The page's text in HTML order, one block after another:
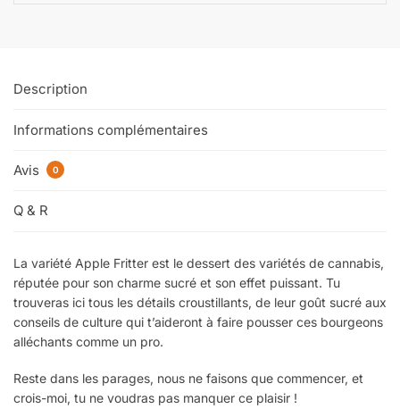
Description
Informations complémentaires
Avis 0
Q & R
La variété Apple Fritter est le dessert des variétés de cannabis,
réputée pour son charme sucré et son effet puissant. Tu
trouveras ici tous les détails croustillants, de leur goût sucré aux
conseils de culture qui t’aideront à faire pousser ces bourgeons
alléchants comme un pro.
Reste dans les parages, nous ne faisons que commencer, et
crois-moi, tu ne voudras pas manquer ce plaisir !